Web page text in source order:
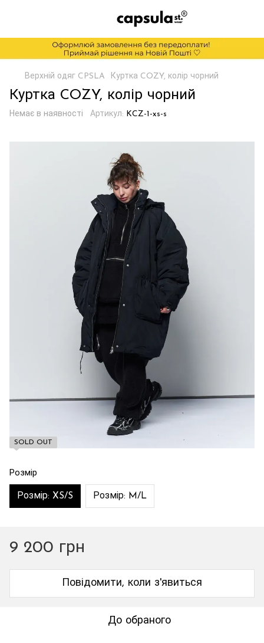
Верхній одяг CPSLA Куртка COZY, колір чорний
Куртка COZY, колір чорний
Немає в наявності Артикул: KCZ-1-xs-s
SOLD OUT
Розмір
Розмір: XS/S Розмір: M/L
9 200 грн
Повідомити, коли з'явиться
До обраного